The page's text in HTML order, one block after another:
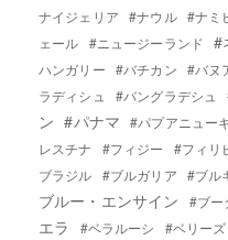
ナイジェリア #ナウル #ナミ
ェール #ニュージーランド #
ハンガリー #バチカン #バヌ
ラディシュ
#バングラデシュ
ン #パナマ #パプアニュー
レスチナ
#フィジー #フィリ
ブラジル #ブルガリア #ブル
ブルー・エンサイン
#ブー
エラ
#ベラルーシ #ベリーズ